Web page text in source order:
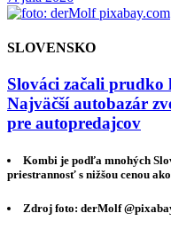
SLOVENSKO
Slováci začali
Najväčší autobazár
pre autopredajcov
Kombi je podľa mnohých
priestrannosť s nižšou cenou ako
Zdroj foto: derMolf